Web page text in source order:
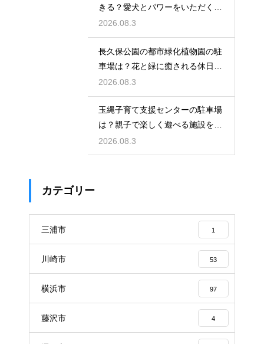
きる？愛犬とパワーをいただくた
めの注意点
2026.08.3
長久保公園の都市緑化植物園の駐
車場は？花と緑に癒される休日を
レビュー
2026.08.3
玉縄子育て支援センターの駐車場
は？親子で楽しく遊べる施設を徹
底レビュー
2026.08.3
カテゴリー
三浦市 1
川崎市 53
横浜市 97
藤沢市 4